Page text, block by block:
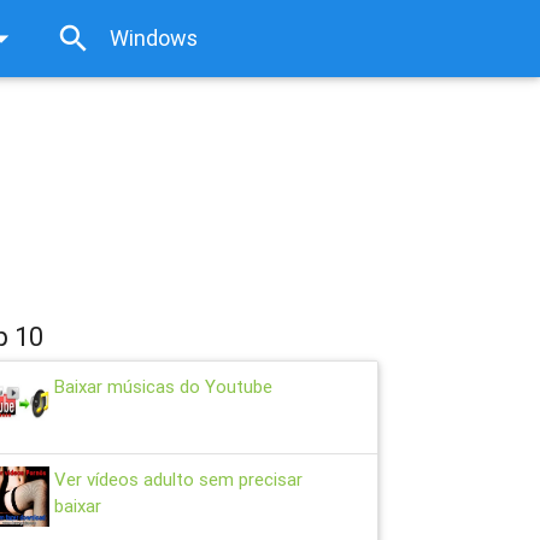
search
10
Baixar músicas do Youtube
Ver vídeos adulto sem precisar
baixar